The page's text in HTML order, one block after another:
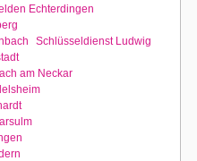
Echterdingen
Schlüsseldienst Ludwig
am Neckar